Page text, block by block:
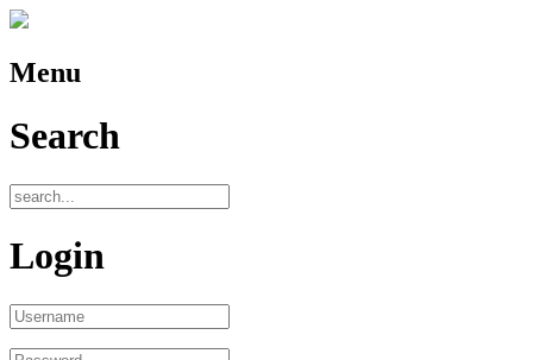
Menu
Search
Login